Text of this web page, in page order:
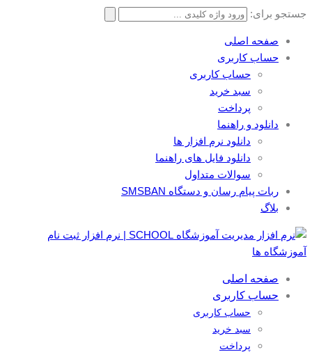
جستجو برای:
صفحه اصلی
حساب کاربری
حساب کاربری
سبد خرید
پرداخت
دانلود و راهنما
دانلود نرم افزار ها
دانلود فایل های راهنما
سوالات متداول
ربات پیام رسان و دستگاه SMSBAN
بلاگ
صفحه اصلی
حساب کاربری
حساب کاربری
سبد خرید
پرداخت